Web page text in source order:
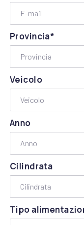
Provincia*
Veicolo
Anno
Cilindrata
Tipo